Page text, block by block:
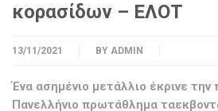
κορασίδων – ΕΛΟΤ
13/11/2021 BY ADMIN
Ένα ασημένιο μετάλλιο έκρινε
Πανελλήνιο πρωτάθλημα